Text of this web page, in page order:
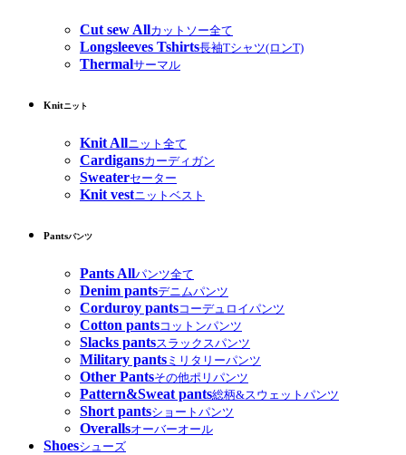
Cut sew Allカットソー全て
Longsleeves Tshirts長袖Tシャツ(ロンT)
Thermalサーマル
Knitニット
Knit Allニット全て
Cardigansカーディガン
Sweaterセーター
Knit vestニットベスト
Pantsパンツ
Pants Allパンツ全て
Denim pantsデニムパンツ
Corduroy pantsコーデュロイパンツ
Cotton pantsコットンパンツ
Slacks pantsスラックスパンツ
Military pants ミリタリーパンツ
Other Pantsその他ポリパンツ
Pattern&Sweat pants総柄&スウェットパンツ
Short pantsショートパンツ
Overallsオーバーオール
Shoesシューズ